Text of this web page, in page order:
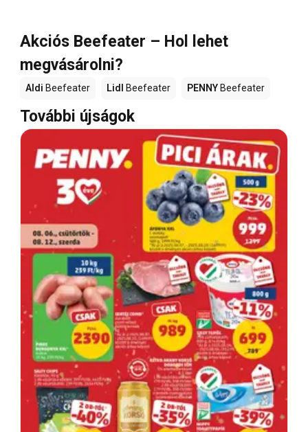
Akciós Beefeater – Hol lehet
megvásárolni?
Aldi Beefeater Lidl Beefeater PENNY Beefeater
További újságok